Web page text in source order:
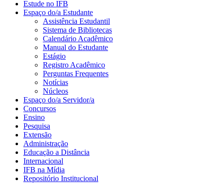
Estude no IFB
Espaço do/a Estudante
Assistência Estudantil
Sistema de Bibliotecas
Calendário Acadêmico
Manual do Estudante
Estágio
Registro Acadêmico
Perguntas Frequentes
Notícias
Núcleos
Espaço do/a Servidor/a
Concursos
Ensino
Pesquisa
Extensão
Administração
Educação a Distância
Internacional
IFB na Mídia
Repositório Institucional